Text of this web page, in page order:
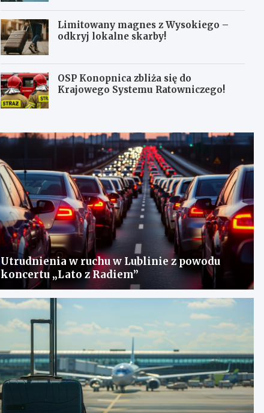
Limitowany magnes z Wysokiego –
odkryj lokalne skarby!
OSP Konopnica zbliża się do
Krajowego Systemu Ratowniczego!
Utrudnienia w ruchu w Lublinie z powodu
koncertu „Lato z Radiem”